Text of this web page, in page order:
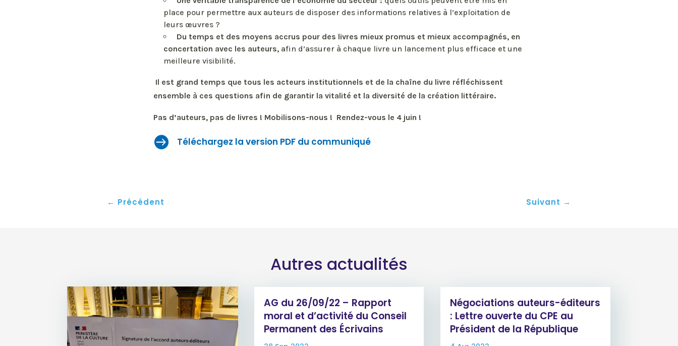
place pour permettre aux auteurs de disposer des informations relatives à l’exploitation de
leurs œuvres ?
Du temps et des moyens accrus pour des livres mieux promus et mieux accompagnés, en
concertation avec les auteurs, afin d’assurer à chaque livre un lancement plus efficace et une
meilleure visibilité.
Il est grand temps que tous les acteurs institutionnels et de la chaîne du livre réfléchissent
ensemble à ces questions afin de garantir la vitalité et la diversité de la création littéraire.
Pas d’auteurs, pas de livres ! Mobilisons-nous ! Rendez-vous le 4 juin !
 Téléchargez la version PDF du communiqué
← Précédent Suivant →
Autres actualités
AG du 26/09/22 – Rapport
moral et d’activité du Conseil
Permanent des Écrivains
Négociations auteurs-éditeurs
: Lettre ouverte du CPE au
Président de la République